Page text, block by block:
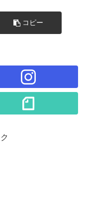
コピー